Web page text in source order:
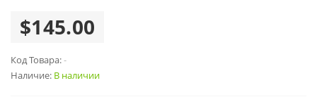
$145.00
Код Товара:-
Наличие: В наличии